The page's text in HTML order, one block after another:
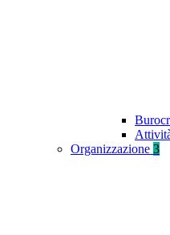
Organizzazione 3